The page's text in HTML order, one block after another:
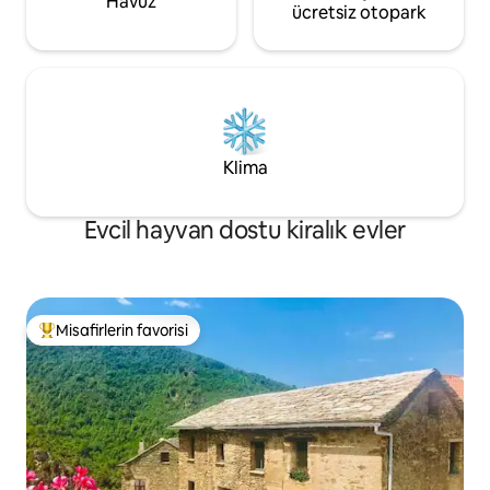
ücretsiz otopark
Klima
Evcil hayvan dostu kiralık evler
Misafirlerin favorilerinden en beğenilenler arasında
Misafirlerin favorisi